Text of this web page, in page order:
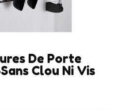
De Porte
Clou Ni Vis